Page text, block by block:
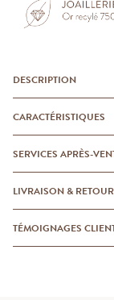
DESCRIPTION
CARACTÉRISTIQUES
SERVICES APRÈS-
LIVRAISON & RETOUR
TÉMOIGNAGES